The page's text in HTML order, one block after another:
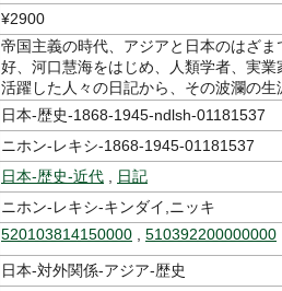
¥2900
帝国主義の時代、アジアと日本のはざ
好、河口慧海をはじめ、人類学者、実
活躍した人々の日記から、その波瀾の生
日本-歴史-1868-1945-ndlsh-01181537
ニホン-レキシ-1868-1945-01181537
日本-歴史-近代
日記
ニホン-レキシ-キンダイ,ニッキ
520103814150000 510392200000000
日本-対外関係-アジア-歴史